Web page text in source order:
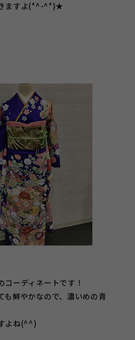
ますよ(*^-^*)★
ーディネートです！
も鮮やかなので、濃いめの青
よね(^^)